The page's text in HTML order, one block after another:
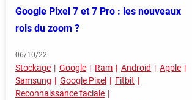
Google Pixel 7 et 7 Pro : les nouveaux
rois du zoom ?
06/10/22
Stockage Google Ram Android
Apple
Samsung
Google Pixel
Fitbit
Reconnaissance faciale